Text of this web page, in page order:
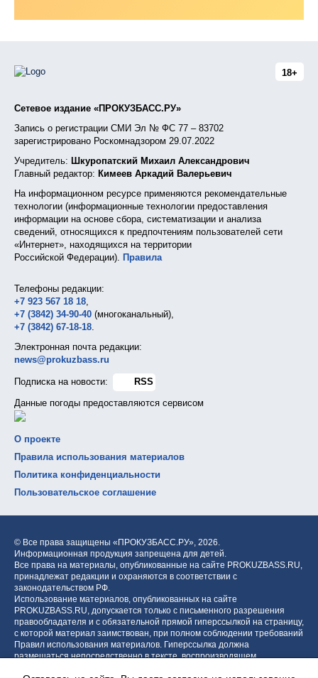
18+
Сетевое издание «ПРОКУЗБАСС.РУ»
Запись о регистрации СМИ Эл № ФС 77 – 83702
зарегистрировано Роскомнадзором 29.07.2022
Учредитель: Шкуропатский Михаил Александрович
Главный редактор: Кимеев Аркадий Валерьевич
На информационном ресурсе применяются рекомендательные
технологии (информационные технологии предоставления
информации на основе сбора, систематизации и анализа
сведений, относящихся к предпочтениям пользователей сети
«Интернет», находящихся на территории
Российской Федерации). Правила
Телефоны редакции:
+7 923 567 18 18
+7 (3842) 34-90-40 (многоканальный),
+7 (3842) 67-18-18
Электронная почта редакции:
news@prokuzbass.ru
Подписка на новости:
RSS
Данные погоды предоставляются сервисом
О проекте
Правила использования материалов
Политика конфиденциальности
Пользовательское соглашение
© Все права защищены «ПРОКУЗБАСС.РУ», 2026.
Информационная продукция запрещена для детей.
Все права на материалы, опубликованные на сайте PROKUZBASS.RU,
принадлежат редакции и охраняются в соответствии с
законодательством РФ.
Использование материалов, опубликованных на сайте
PROKUZBASS.RU, допускается только с письменного разрешения
правообладателя и с обязательной прямой гиперссылкой на страницу,
с которой материал заимствован, при полном соблюдении требований
Правил использования материалов. Гиперссылка должна
размещаться непосредственно в тексте, воспроизводящем